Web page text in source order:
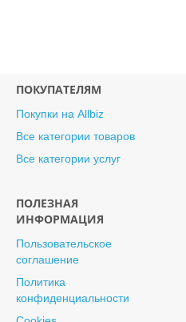
ПОКУПАТЕЛЯМ
Покупки на Allbiz
Все категории товаров
Все категории услуг
ПОЛЕЗНАЯ
ИНФОРМАЦИЯ
Пользовательское
соглашение
Политика
конфиденциальности